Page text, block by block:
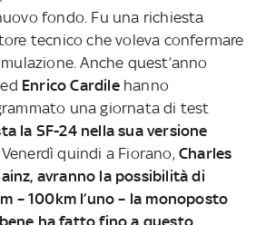
fondo. Fu una richiesta
tecnico che voleva confermare
Anche quest’anno
ed Enrico Cardilehanno
una giornata di test
la SF-24 nella sua versione
Venerdì quindi a Fiorano,Charles
avranno la possibilità di
– 100km l’uno – la monoposto